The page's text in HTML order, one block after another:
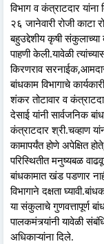
विभाग व कंत्राटदार
२६ जानेवारी रोजी काटा
बहुउद्देशीय कृषी
पाहणी केली.यावेळी
किरणराव
बांधकाम विभागाचे
शंकर तोटावार व
देसाई यांनी सार्वजनिक
कंत्राटदार श्री.चव्हाण
कामापर्यंत होणे अपेक्षित
परिस्थितीत मनुष्यबळ
बांधकामात खंड पडणार
विभागाने दक्षता
या संकुलाचे गुणवत्तापूर्ण
पालकमंत्र्यांनी यावेळी
अधिकाऱ्यांना दिले.